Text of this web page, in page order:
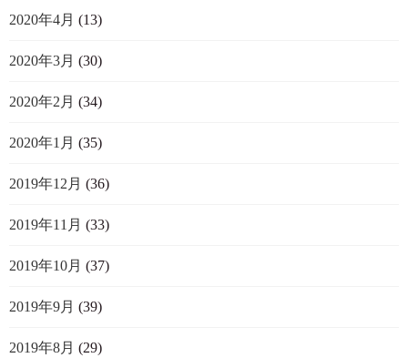
2020年4月 (13)
2020年3月 (30)
2020年2月 (34)
2020年1月 (35)
2019年12月 (36)
2019年11月 (33)
2019年10月 (37)
2019年9月 (39)
2019年8月 (29)